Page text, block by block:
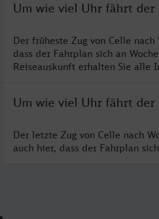
Um wie viel Uhr fährt der
Der früheste Zug von Celle
dass der Fahrplan sich an
Reiseauskunft erhalten Sie alle
Um wie viel Uhr fährt
Der letzte Zug von Celle nach
auch hier, dass der Fahrplan